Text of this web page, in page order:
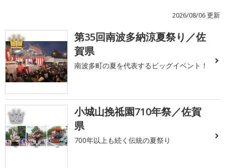
2026/08/06 更新
1
第35回南波多納涼夏祭り／佐
賀県
南波多町の夏を代表するビッグイベント！
2
小城山挽祗園710年祭／佐賀
県
700年以上も続く伝統の夏祭り